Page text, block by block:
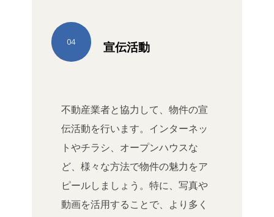
宣伝活動
04
不動産業者と協力して、物件の宣
伝活動を行います。インターネッ
トやチラシ、オープンハウスな
ど、様々な方法で物件の魅力をア
ピールしましょう。特に、写真や
動画を活用することで、より多く